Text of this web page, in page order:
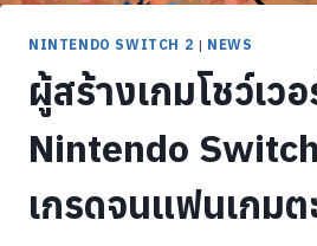
NINTENDO SWITCH 2 | NEWS
ผู้สร้างเกมโชว์เว
Nintendo
เกรดจนแฟนเกมต